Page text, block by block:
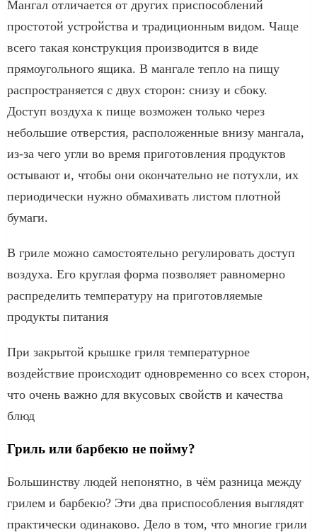
Мангал отличается от других приспособлений
простотой устройства и традиционным видом. Чаще
всего такая конструкция производится в виде
прямоугольного ящика. В мангале тепло на пищу
распространяется с двух сторон: снизу и сбоку.
Доступ воздуха к пище возможен только через
небольшие отверстия, расположенные внизу мангала,
из-за чего угли во время приготовления продуктов
остывают и, чтобы они окончательно не потухли, их
периодически нужно обмахивать листом плотной
бумаги.
В гриле можно самостоятельно регулировать доступ
воздуха. Его круглая форма позволяет равномерно
распределить температуру на приготовляемые
продукты питания
При закрытой крышке гриля температурное
воздействие происходит одновременно со всех сторон,
что очень важно для вкусовых свойств и качества
блюд
Гриль или барбекю не пойму?
Большинству людей непонятно, в чём разница между
грилем и барбекю? Эти два приспособления выглядят
практически одинаково. Дело в том, что многие грили